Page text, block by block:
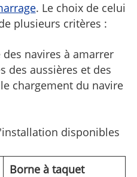
. Le choix de celui
plusieurs critères :
des navires à amarrer
des aussières et des
chargement du navire
disponibles
Borne à taquet